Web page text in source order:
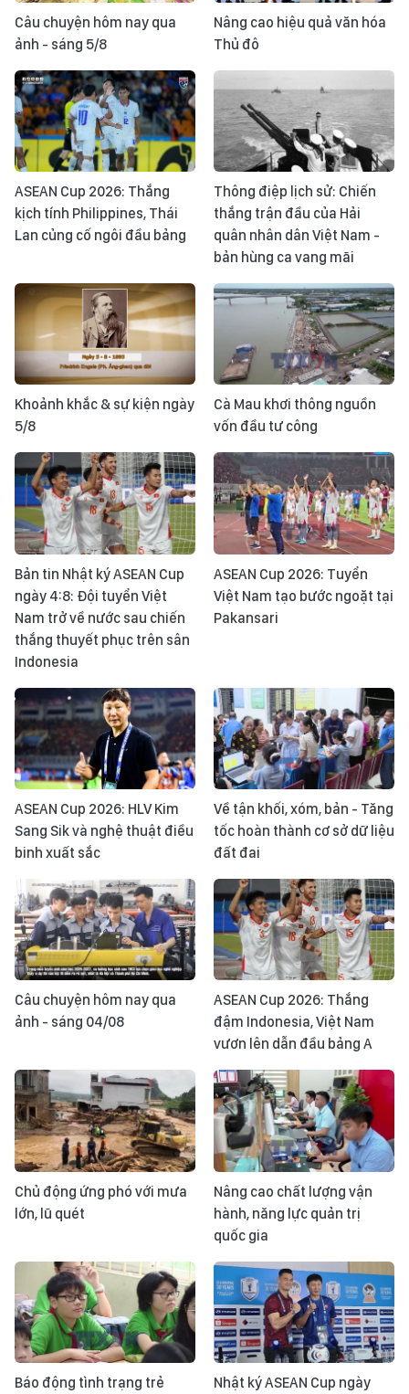
Câu chuyện hôm nay qua
ảnh - sáng 5/8
Nâng cao hiệu quả văn hóa
Thủ đô
ASEAN Cup 2026: Thắng
kịch tính Philippines, Thái
Lan củng cố ngôi đầu bảng
Thông điệp lịch sử: Chiến
thắng trận đầu của Hải
quân nhân dân Việt Nam -
bản hùng ca vang mãi
Khoảnh khắc & sự kiện ngày
5/8
Cà Mau khơi thông nguồn
vốn đầu tư công
Bản tin Nhật ký ASEAN Cup
ngày 4:8: Đội tuyển Việt
Nam trở về nước sau chiến
thắng thuyết phục trên sân
Indonesia
ASEAN Cup 2026: Tuyển
Việt Nam tạo bước ngoặt tại
Pakansari
ASEAN Cup 2026: HLV Kim
Sang Sik và nghệ thuật điều
binh xuất sắc
Về tận khối, xóm, bản - Tăng
tốc hoàn thành cơ sở dữ liệu
đất đai
Câu chuyện hôm nay qua
ảnh - sáng 04/08
ASEAN Cup 2026: Thắng
đậm Indonesia, Việt Nam
vươn lên dẫn đầu bảng A
Chủ động ứng phó với mưa
lớn, lũ quét
Nâng cao chất lượng vận
hành, năng lực quản trị
quốc gia
Báo động tình trạng trẻ Nhật ký ASEAN Cup ngày